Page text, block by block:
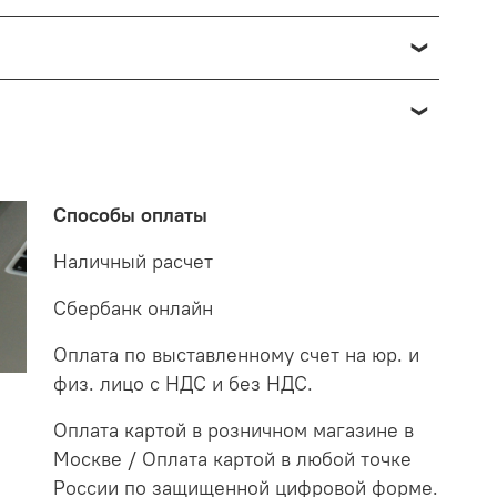
отнести к браку, при наличии товара в пункте
от 7 до 14 дней. За данное период мы закажем
старого образца потребуются больше в
покупая LED светильники не только
Способы оплаты
Наличный расчет
Сбербанк онлайн
Оплата по выставленному счет на юр. и
физ. лицо с НДС и без НДС.
Оплата картой в розничном магазине в
Москве / Оплата картой в любой точке
России по защищенной цифровой форме.